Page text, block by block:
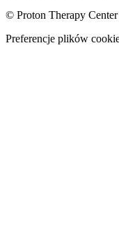
© Proton Therapy
Preferencje plików